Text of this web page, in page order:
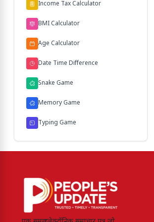
Income Tax Calculator
BMI Calculator
Age Calculator
Date Time Difference
Snake Game
Memory Game
Typing Game